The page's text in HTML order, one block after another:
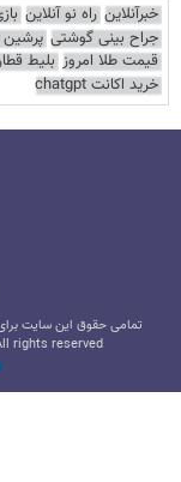
خبرآنلاین راه نو آنلاین
جراح بینی گوشتی
قیمت طلا امروز بلیط
خرید اکانت chatgpt
تمامی حقوق این سایت
rights reserved